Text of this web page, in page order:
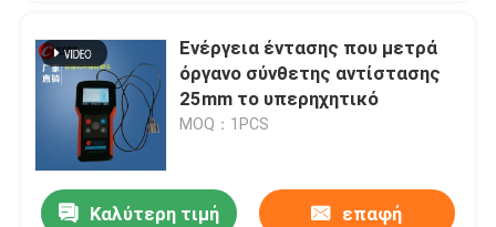
Ενέργεια έντασης που μετρά
όργανο σύνθετης αντίστασης
25mm το υπερηχητικό
MOQ：1PCS
Καλύτερη τιμή επαφή